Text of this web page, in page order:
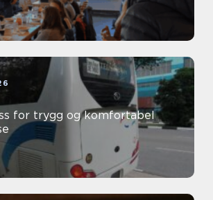
for trygg og komfortabel